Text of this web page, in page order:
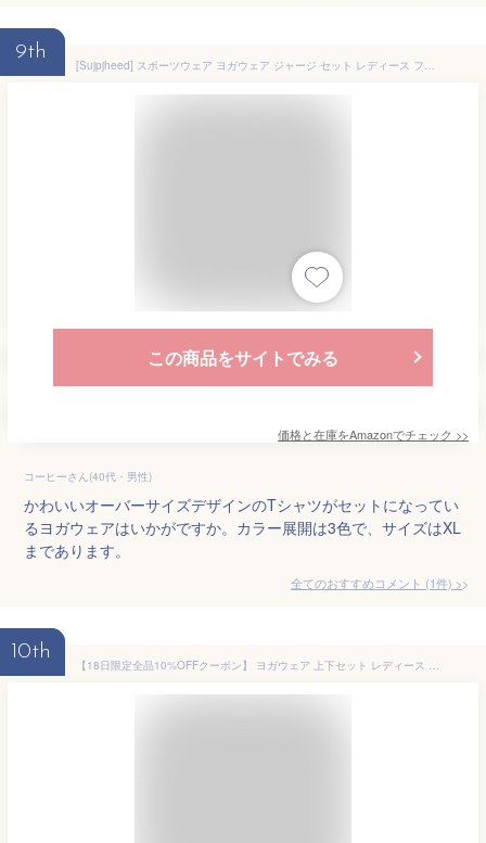
9th
[Sujpjheed] スポーツウェア ヨガウェア ジャージ セット レディース フィットネスウェア 上下3点セット 韓国風 体型カバー 大きいサイズ 速乾 吸汗 伸縮性 通気 (カーキ L)
この商品をサイトでみる
価格と在庫をAmazonでチェック >>
コーヒーさん(40代・男性)
かわいいオーバーサイズデザインのTシャツがセットになってい
るヨガウェアはいかがですか。カラー展開は3色で、サイズはXL
まであります。
全てのおすすめコメント (1件) >
10th
【18日限定全品10%OFFクーポン】 ヨガウェア 上下セット レディース 半袖 ヨガトップス ヨガTシャツ パンツ セットアップ ピラティスウェア ヨガレギンス クロップド丈 スポーツウェア フィットネスウェア トレーニングウェア ジムウェア 吸汗 速乾 バック ストラッピー